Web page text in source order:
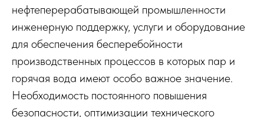
нефтеперерабатывающей промышленности
инженерную поддержку, услуги и оборудование
для обеспечения бесперебойности
производственных процессов в которых пар и
горячая вода имеют особо важное значение.
Необходимость постоянного повышения
безопасности, оптимизации технического